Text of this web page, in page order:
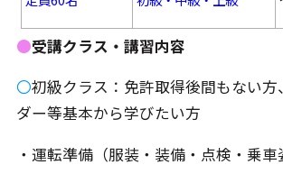
●受講クラス・講習内容
〇初級クラス：免許取得後間もない方
ダー等基本から学びたい方
・運転準備（服装・装備・点検・乗車